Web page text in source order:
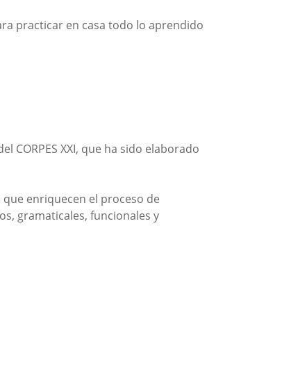
practicar en casa todo lo aprendido
CORPES XXI, que ha sido elaborado
enriquecen el proceso de
gramaticales, funcionales y